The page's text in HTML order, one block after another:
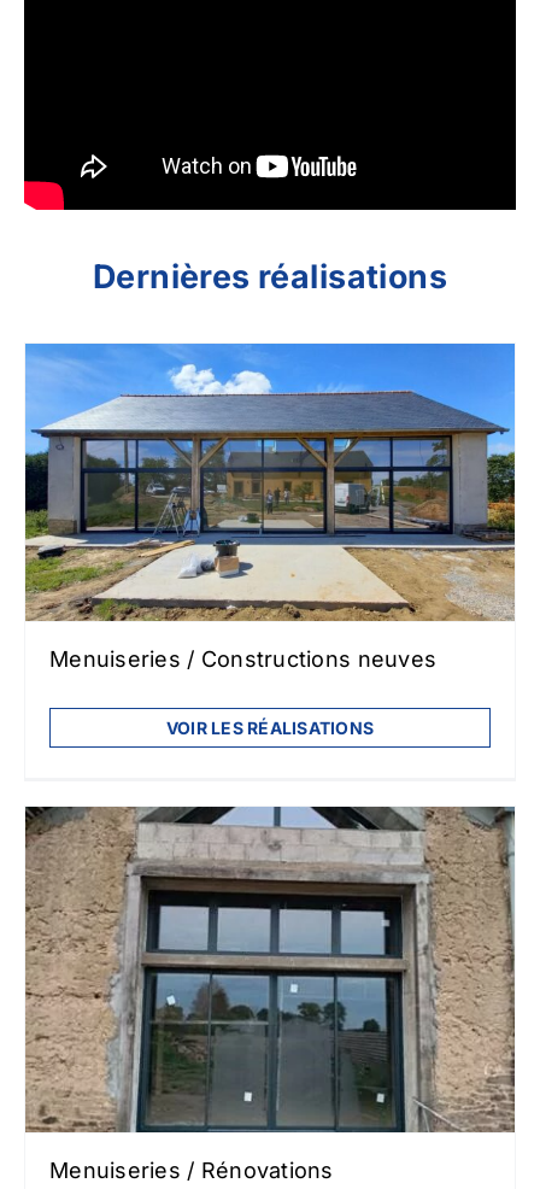
Dernières réalisations
Menuiseries / Constructions neuves
VOIR LES RÉALISATIONS
Menuiseries / Rénovations